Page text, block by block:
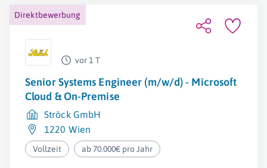
Direktbewerbung
vor 1 T
Senior Systems Engineer (m/w/d) - Microsoft
Cloud & On-Premise
Ströck GmbH
1220 Wien
Vollzeit ab 70.000€ pro Jahr